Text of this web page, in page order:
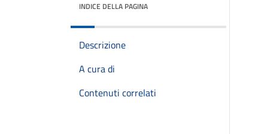
INDICE DELLA PAGINA
Descrizione
A cura di
Contenuti correlati